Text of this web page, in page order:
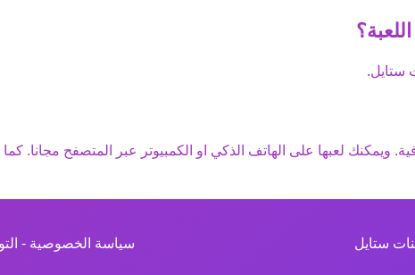
ستايل.
ويمكنك لعبها على الهاتف الذكي او الكمبيوتر عبر المتصفح مجانا. كما
ستايل سياسة الخصوصية -